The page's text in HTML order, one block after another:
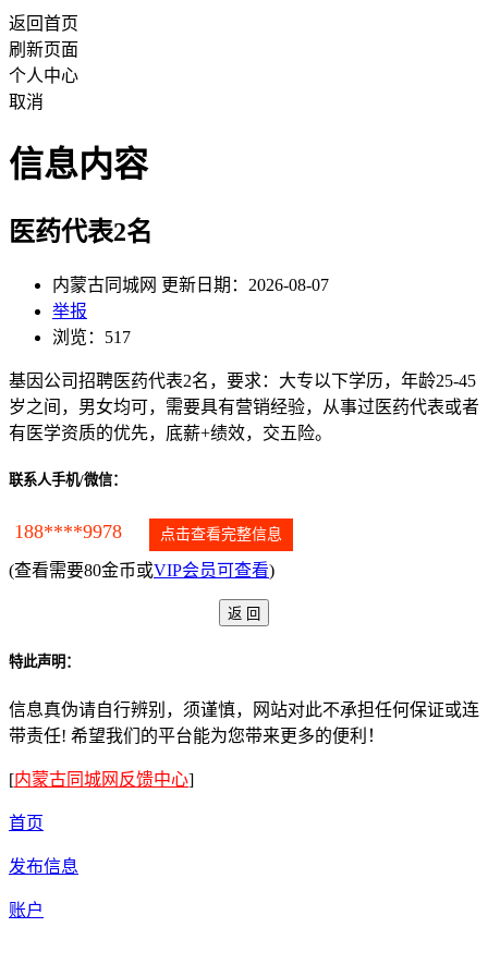
返回首页
刷新页面
个人中心
取消
信息内容
医药代表2名
内蒙古同城网 更新日期：2026-08-07
举报
浏览：517
基因公司招聘医药代表2名，要求：大专以下学历，年龄25-45
岁之间，男女均可，需要具有营销经验，从事过医药代表或者
有医学资质的优先，底薪+绩效，交五险。
联系人手机/微信：
188****9978 点击查看完整信息
(查看需要80金币或VIP会员可查看)
特此声明：
信息真伪请自行辨别，须谨慎，网站对此不承担任何保证或连
带责任! 希望我们的平台能为您带来更多的便利！
[内蒙古同城网反馈中心]
首页
发布信息
账户